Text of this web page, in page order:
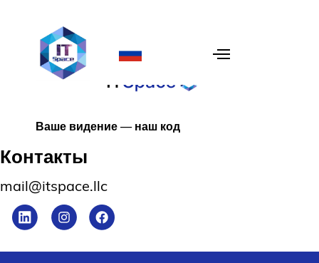
Ваше видение — наш код
Контакты
mail@itspace.llc